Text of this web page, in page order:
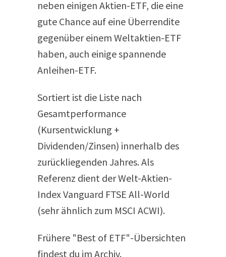
neben einigen Aktien-ETF, die eine
gute Chance auf eine Überrendite
gegenüber einem Weltaktien-ETF
haben, auch einige spannende
Anleihen-ETF.
Sortiert ist die Liste nach
Gesamtperformance
(Kursentwicklung +
Dividenden/Zinsen) innerhalb des
zurückliegenden Jahres. Als
Referenz dient der Welt-Aktien-
Index Vanguard FTSE All-​World
(sehr ähnlich zum MSCI ACWI).
Frühere "Best of ETF"-Übersichten
findest du im Archiv.